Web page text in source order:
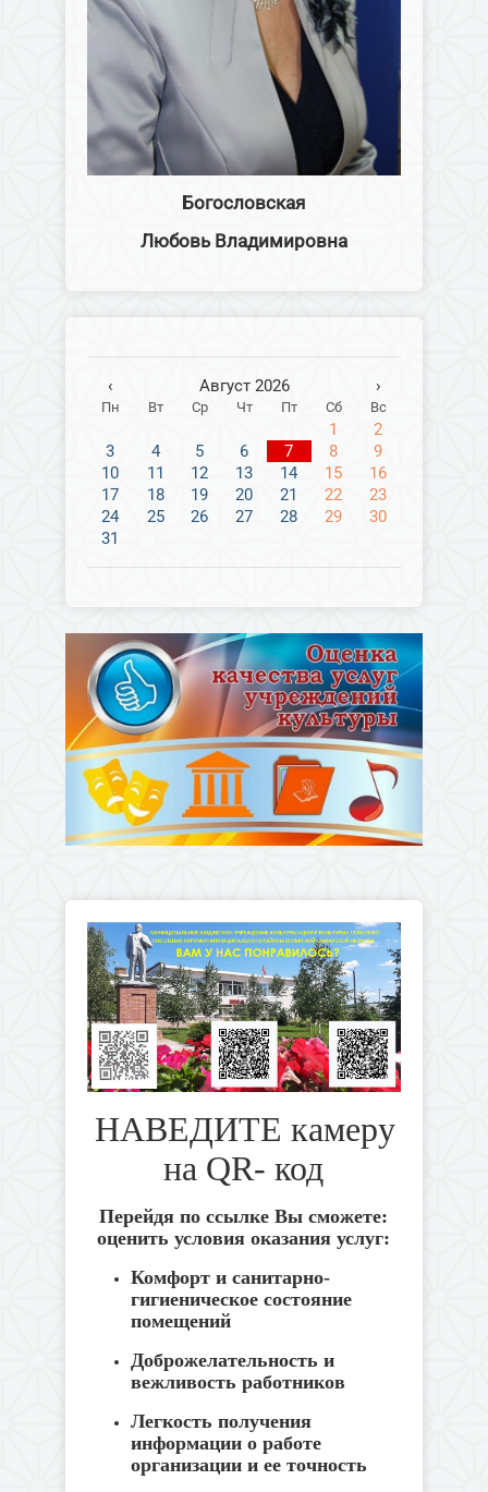
Богословская
Любовь Владимировна
‹ Август 2026 ›
Пн Вт Ср Чт Пт Сб Вс
1
2
3
4 5 6 7 8
9
10
11 12 13 14 15
16
17
18 19 20 21 22
23
24
25 26 27 28 29
30
31
НАВЕДИТЕ камеру
на QR- код
Перейдя по ссылке Вы сможете:
оценить условия оказания услуг:
Комфорт и санитарно-
гигиеническое состояние
помещений
Доброжелательность и
вежливость работников
Легкость получения
информации о работе
организации и ее точность